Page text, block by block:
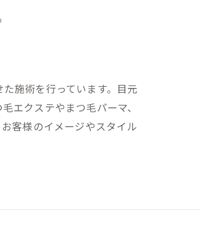
施術を行っています。目元
エクステやまつ毛パーマ、
客様のイメージやスタイル